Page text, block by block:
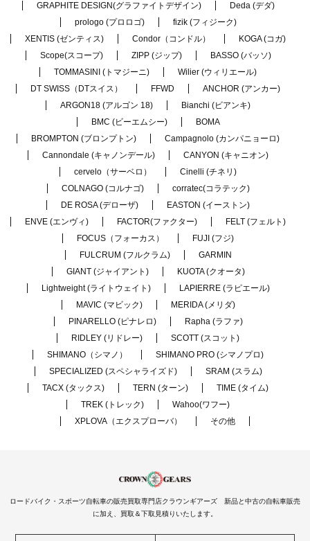
GRAPHITE DESIGN(グラファイトデザイン)
Deda (デダ)
prologo (プロロゴ)
fizik (フィジーク)
XENTIS (ゼンティス)
Condor（コンドル）
KOGA (コガ)
Scope(スコープ)
ZIPP (ジップ)
BASSO (バッソ)
TOMMASINI (トマジーニ)
Wilier (ウィリエール)
DT SWISS（DTスイス）
FFWD
ANCHOR (アンカー)
ARGON18 (アルゴン 18)
Bianchi (ビアンキ)
BMC (ビーエムシー)
BOMA
BROMPTON (ブロンプトン)
Campagnolo (カンパニョーロ)
Cannondale (キャノンデール)
CANYON (キャニオン)
cervelo（サーベロ）
Cinelli (チネリ)
COLNAGO (コルナゴ)
corratec(コラテック)
DE ROSA (デローザ)
EASTON (イーストン)
ENVE (エンヴィ)
FACTOR(ファクター)
FELT (フェルト)
FOCUS（フォーカス）
FUJI (フジ)
FULCRUM (フルクラム)
GARMIN
GIANT (ジャイアント)
KUOTA (クオータ)
Lightweight (ライトウェイト)
LAPIERRE (ラピエール)
MAVIC (マビック)
MERIDA (メリダ)
PINARELLO (ピナレロ)
Rapha (ラファ)
RIDLEY (リドレー)
SCOTT (スコット)
SHIMANO（シマノ）
SHIMANO PRO (シマノプロ)
SPECIALIZED (スペシャライズド)
SRAM (スラム)
TACX (タックス)
TERN (ターン)
TIME (タイム)
TREK (トレック)
Wahoo(ワフー)
XPLOVA（エクスプローバ）
その他
ロードバイク・スポーツ自転車の販売買取専門店クラウンギアーズ 新品と中古の自転車販売
に加え、買取＆下取見積りいたします。